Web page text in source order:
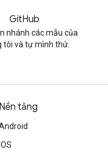
GitHub
nhánh các mẫu của
tôi và tự mình thử.
Nền tảng